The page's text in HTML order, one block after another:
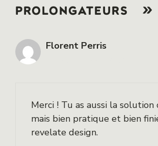
prolongateurs »
Florent Perris
Merci ! Tu as aussi la solution
mais bien pratique et bien
revelate design.